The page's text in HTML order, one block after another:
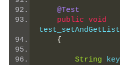
@Test
public void
{
String key